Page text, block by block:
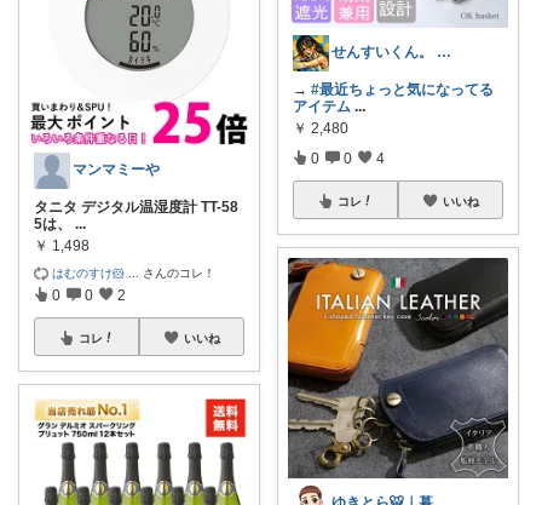
マンマミーや
タニタ デジタル温湿度計 TT-58
5は、
...
￥ 1,498
はむのすけ🐹 さんのコレ！
0 0 2
コレ いいね
せんすいくん。 ＼情報の海へダイブ／
→ #最近ちょっと気になってる
アイテム ...
￥ 2,480
0 0 4
コレ いいね